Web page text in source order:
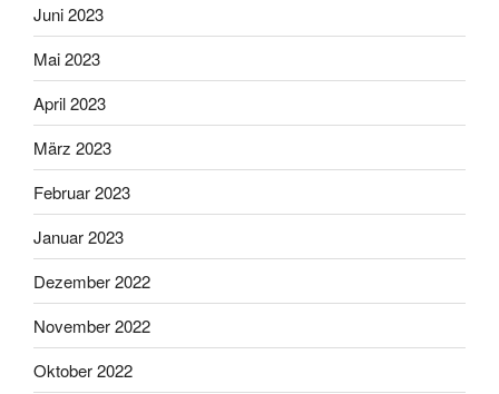
Juni 2023
Mai 2023
April 2023
März 2023
Februar 2023
Januar 2023
Dezember 2022
November 2022
Oktober 2022